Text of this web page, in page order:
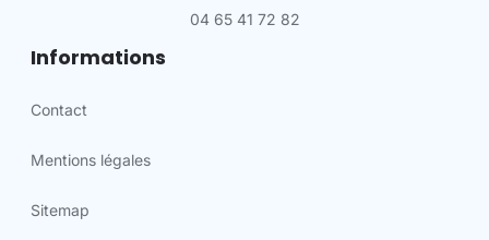
04 65 41 72 82
Informations
Contact
Mentions légales
Sitemap